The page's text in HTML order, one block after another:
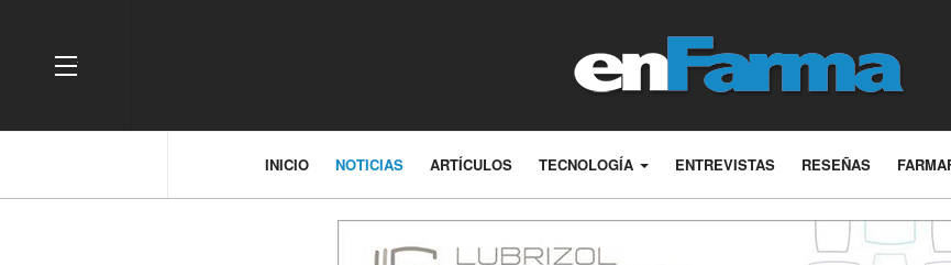
OFF CANVAS
INICIO NOTICIAS ARTÍCULOS TECNOLOGÍA ENTREVISTAS RESEÑAS